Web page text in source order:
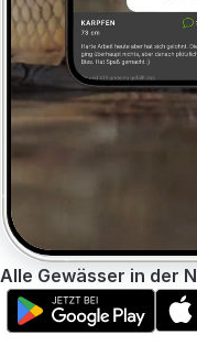
Alle Gewässer in der